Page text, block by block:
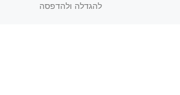
להגדלה ולהדפסה